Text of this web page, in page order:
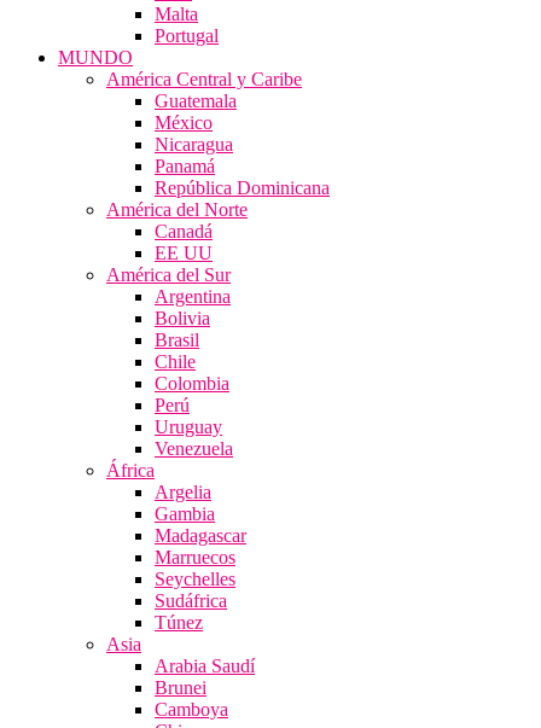
Malta
Portugal
MUNDO
América Central y Caribe
Guatemala
México
Nicaragua
Panamá
República Dominicana
América del Norte
Canadá
EE UU
América del Sur
Argentina
Bolivia
Brasil
Chile
Colombia
Perú
Uruguay
Venezuela
África
Argelia
Gambia
Madagascar
Marruecos
Seychelles
Sudáfrica
Túnez
Asia
Arabia Saudí
Brunei
Camboya